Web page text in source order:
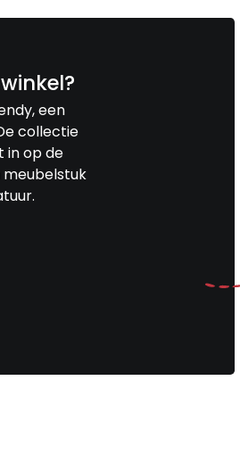
een
collectie
in op de
meubelstuk